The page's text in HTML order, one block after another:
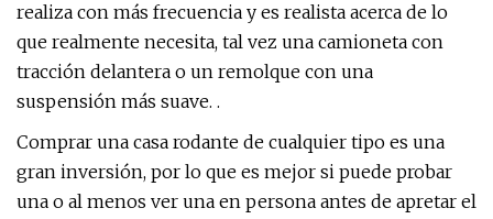
realiza con más frecuencia y es realista acerca de lo
que realmente necesita, tal vez una camioneta con
tracción delantera o un remolque con una
suspensión más suave. .
Comprar una casa rodante de cualquier tipo es una
gran inversión, por lo que es mejor si puede probar
una o al menos ver una en persona antes de apretar el